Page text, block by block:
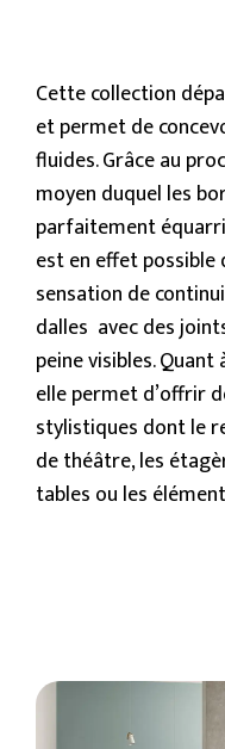
Cette collection
et permet de
fluides. Grâce au
moyen duquel les
parfaitement
est en effet possible
sensation de
dalles avec des
peine visibles.
elle permet d’offrir
stylistiques dont le
de théâtre, les
tables ou les